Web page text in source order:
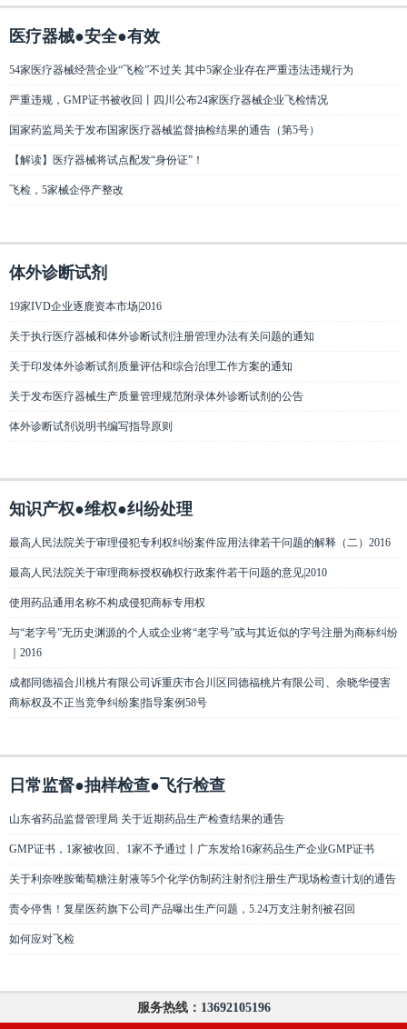
医疗器械●安全●有效
54家医疗器械经营企业“飞检”不过关 其中5家企业存在严重违法违规行为
严重违规，GMP证书被收回丨四川公布24家医疗器械企业飞检情况
国家药监局关于发布国家医疗器械监督抽检结果的通告（第5号）
【解读】医疗器械将试点配发“身份证”！
飞检，5家械企停产整改
体外诊断试剂
19家IVD企业逐鹿资本市场|2016
关于执行医疗器械和体外诊断试剂注册管理办法有关问题的通知
关于印发体外诊断试剂质量评估和综合治理工作方案的通知
关于发布医疗器械生产质量管理规范附录体外诊断试剂的公告
体外诊断试剂说明书编写指导原则
知识产权●维权●纠纷处理
最高人民法院关于审理侵犯专利权纠纷案件应用法律若干问题的解释（二）2016
最高人民法院关于审理商标授权确权行政案件若干问题的意见|2010
使用药品通用名称不构成侵犯商标专用权
与“老字号”无历史渊源的个人或企业将“老字号”或与其近似的字号注册为商标纠纷
｜2016
成都同德福合川桃片有限公司诉重庆市合川区同德福桃片有限公司、余晓华侵害
商标权及不正当竞争纠纷案|指导案例58号
日常监督●抽样检查●飞行检查
山东省药品监督管理局 关于近期药品生产检查结果的通告
GMP证书，1家被收回、1家不予通过丨广东发给16家药品生产企业GMP证书
关于利奈唑胺葡萄糖注射液等5个化学仿制药注射剂注册生产现场检查计划的通告
责令停售！复星医药旗下公司产品曝出生产问题，5.24万支注射剂被召回
如何应对飞检
服务热线： 13692105196